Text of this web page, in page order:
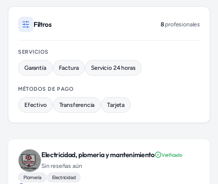
Plomeros disponibles en Xochimilco (colonia Santiago
Filtros 8 profesionales
SERVICIOS
Garantía Factura Servicio 24 horas
MÉTODOS DE PAGO
Efectivo Transferencia Tarjeta
Electricidad, plomería y mantenimiento Verificado
Sin reseñas aún
Plomería Electricidad